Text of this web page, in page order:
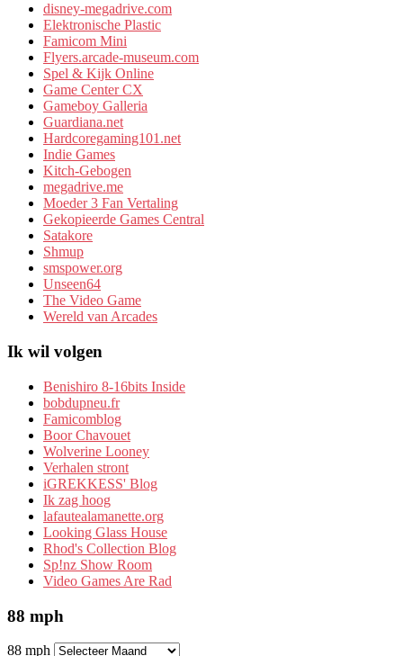
disney-megadrive.com
Elektronische Plastic
Famicom Mini
Flyers.arcade-museum.com
Spel & Kijk Online
Game Center CX
Gameboy Galleria
Guardiana.net
Hardcoregaming101.net
Indie Games
Kitch-Gebogen
megadrive.me
Moeder 3 Fan Vertaling
Gekopieerde Games Central
Satakore
Shmup
smspower.org
Unseen64
The Video Game
Wereld van Arcades
Ik wil volgen
Benishiro 8-16bits Inside
bobdupneu.fr
Famicomblog
Boor Chavouet
Wolverine Looney
Verhalen stront
iGREKKESS' Blog
Ik zag hoog
lafautealamanette.org
Looking Glass House
Rhod's Collection Blog
Sp!nz Show Room
Video Games Are Rad
88 mph
88 mph